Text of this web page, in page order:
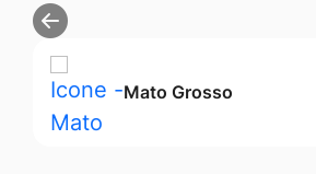
Mato Grosso